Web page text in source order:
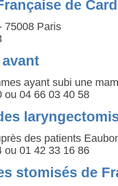
de
75008 Paris
ayant subi une
ou 04 66 03 40 58
des patients
ou 01 42 33 16 86
stomisés de